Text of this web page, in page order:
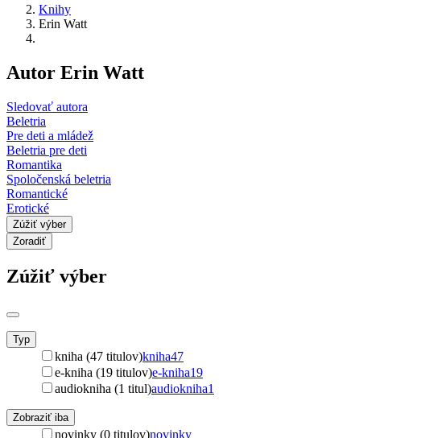
Knihy
Erin Watt
Autor Erin Watt
Sledovať autora
Beletria
Pre deti a mládež
Beletria pre deti
Romantika
Spoločenská beletria
Romantické
Erotické
Zúžiť výber
Zoradiť
Zúžiť výber
Typ
kniha (47 titulov)kniha47
e-kniha (19 titulov)e-kniha19
audiokniha (1 titul)audiokniha1
Zobraziť iba
novinky (0 titulov)novinky